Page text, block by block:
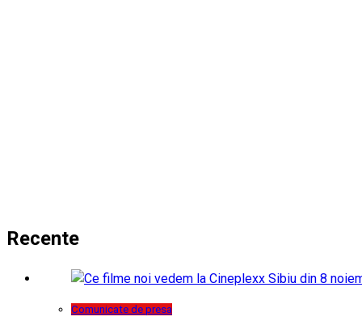
Recente
Comunicate de presa